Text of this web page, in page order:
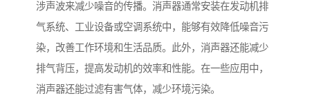
涉声波来减少噪音的传播。消声器通常安装在发动机排
气系统、工业设备或空调系统中，能够有效降低噪音污
染，改善工作环境和生活品质。此外，消声器还能减少
排气背压，提高发动机的效率和性能。在一些应用中，
消声器还能过滤有害气体，减少环境污染。